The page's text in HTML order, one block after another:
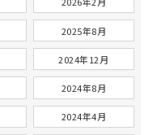
2025年8月
2024年12月
2024年8月
2024年4月